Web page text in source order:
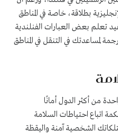
بطلاقة، خاصة في المناطق
تعلم بعض العبارات الفنلندية
لمساعدتك في التنقل في المناطق
من أكثر الدول أمانًا
اتباع احتياطات السلامة
الشخصية آمنة واليقظة